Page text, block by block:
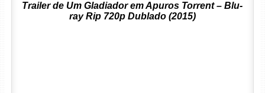
Trailer de Um Gladiador em Apuros Torrent – Blu-
ray Rip 720p Dublado (2015)